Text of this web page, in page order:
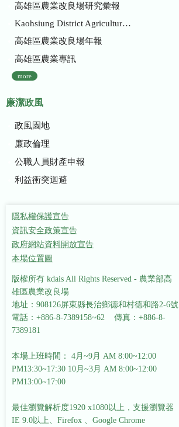
高雄區農業改良場研究彙報
Kaohsiung District Agricultural Research and Extension Station
高雄區農業改良場年報
高雄區農業專訊
more
廉潔政風
政風園地
廉政倫理
公職人員財產申報
利益衝突迴避
隱私權保護宣告
資訊安全政策宣告
政府網站資料開放宣告
本場位置圖
版權所有 kdais All Rights Reserved - 農業部高
雄區農業改良場
地址：908126屏東縣長治鄉德和村德和路2-6號
電話：+886-8-7389158~62 傳真：+886-8-
7389181
本場上班時間： 4月~9月 AM 8:00~12:00
PM13:30~17:30 10月~3月 AM 8:00~12:00
PM13:00~17:00
最佳瀏覽解析度1920 x1080以上，支援瀏覽器
IE 9.0以上、Firefox 、Google Chrome